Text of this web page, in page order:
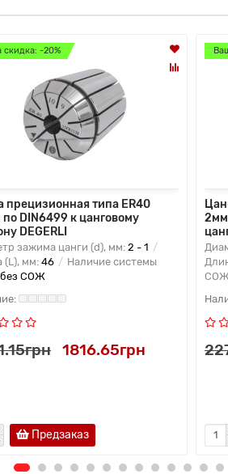
скидка: -20%
прецизионная типа ER40
DIN6499 к цанговому
DEGERLI
зажима цанги (d), мм: 2 - 1
(L), мм: 46
Наличие системы
без СОЖ
1816.65грн
Предзаказ
2мм